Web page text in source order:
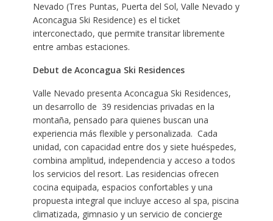
Nevado (Tres Puntas, Puerta del Sol, Valle Nevado y
Aconcagua Ski Residence) es el ticket
interconectado, que permite transitar libremente
entre ambas estaciones.
Debut de Aconcagua Ski Residences
Valle Nevado presenta Aconcagua Ski Residences,
un desarrollo de 39 residencias privadas en la
montaña, pensado para quienes buscan una
experiencia más flexible y personalizada. Cada
unidad, con capacidad entre dos y siete huéspedes,
combina amplitud, independencia y acceso a todos
los servicios del resort. Las residencias ofrecen
cocina equipada, espacios confortables y una
propuesta integral que incluye acceso al spa, piscina
climatizada, gimnasio y un servicio de concierge